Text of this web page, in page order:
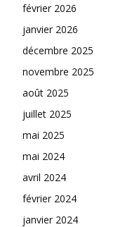
février 2026
janvier 2026
décembre 2025
novembre 2025
août 2025
juillet 2025
mai 2025
mai 2024
avril 2024
février 2024
janvier 2024